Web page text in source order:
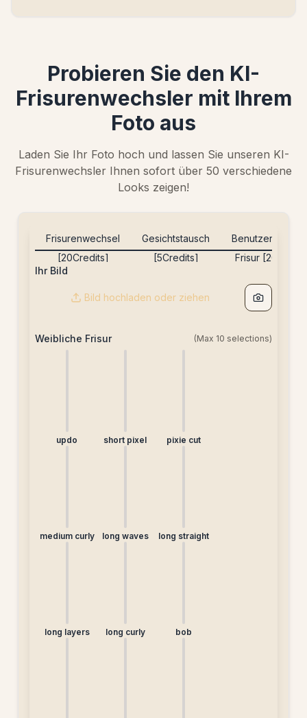
Probieren Sie den KI-
Frisurenwechsler mit Ihrem
Foto aus
Laden Sie Ihr Foto hoch und lassen Sie unseren KI-
Frisurenwechsler Ihnen sofort über 50 verschiedene
Looks zeigen!
Frisurenwechsel
[20Credits]
Gesichtstausch
[5Credits]
Frisur
Ihr Bild
Bild hochladen oder ziehen
Weibliche Frisur (Max 10 selections)
updo short pixel pixie cut
medium curly long waves long straight
long layers long curly bob